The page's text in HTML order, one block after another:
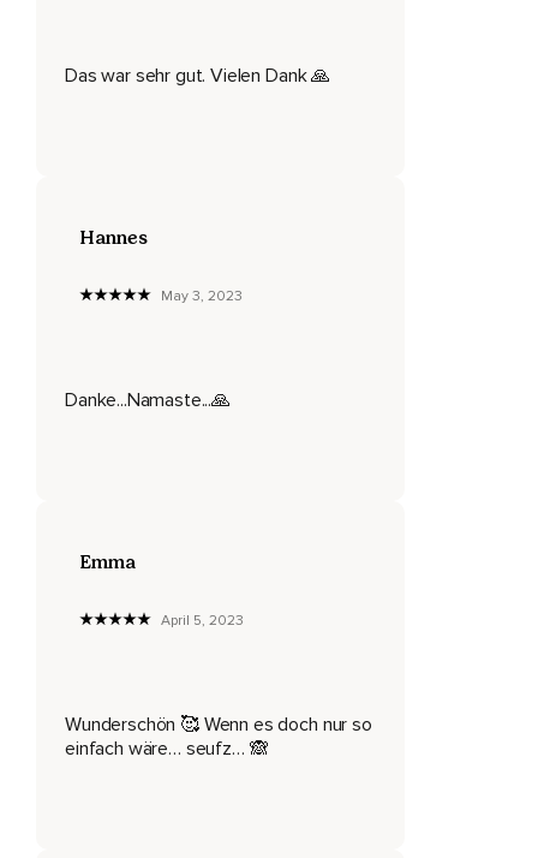
Kennst du diese Stimme?
Dich selbst und dein inneres Leuchten endlich wieder in
Durch das goldene Tor zu gehen,
Dass du den Schlüssel zu diesem Tor bereits in deinen
Und das goldene Tor?
Nimm den Schlüssel und öffne das goldene Tor.
Und mit jedem Satz,
Das war sehr gut. Vielen Dank 🙏
Hannes
May 3, 2023
Danke...Namaste...🙏
Emma
April 5, 2023
Wunderschön 🥰 Wenn es doch nur so
einfach wäre… seufz… 🙈